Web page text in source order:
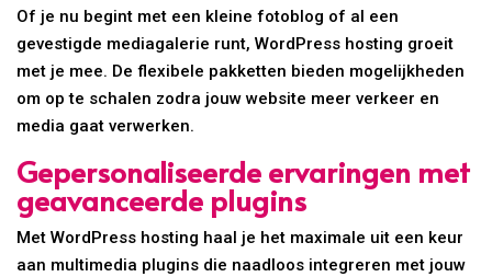
Of je nu begint met een kleine fotoblog of al een
gevestigde mediagalerie runt, WordPress hosting groeit
met je mee. De flexibele pakketten bieden mogelijkheden
om op te schalen zodra jouw website meer verkeer en
media gaat verwerken.
Gepersonaliseerde ervaringen met
geavanceerde plugins
Met WordPress hosting haal je het maximale uit een keur
aan multimedia plugins die naadloos integreren met jouw